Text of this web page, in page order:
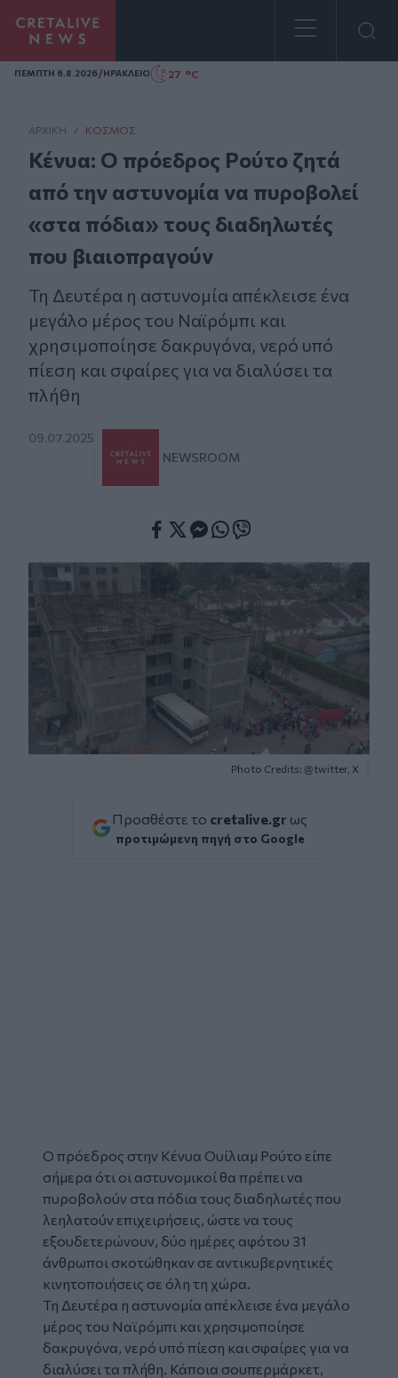
Homepage
ΠΕΜΠΤΗ 6.8.2026/ΗΡΑΚΛΕΙΟ 27 °C
ΑΡΧΙΚΗ / ΚΌΣΜΟΣ
Κένυα: Ο πρόεδρος Ρούτο ζητά
από την αστυνομία να πυροβολεί
«στα πόδια» τους διαδηλωτές
που βιαιοπραγούν
Τη Δευτέρα η αστυνομία απέκλεισε ένα
μεγάλο μέρος του Ναϊρόμπι και
χρησιμοποίησε δακρυγόνα, νερό υπό
πίεση και σφαίρες για να διαλύσει τα
πλήθη
09.07.2025
NEWSROOM
Photo Credits: @twitter, X
Προσθέστε το cretalive.gr ως
προτιμώμενη πηγή στο Google
Ο πρόεδρος στην Κένυα Ουίλιαμ Ρούτο είπε
σήμερα ότι οι αστυνομικοί θα πρέπει να
πυροβολούν στα πόδια τους διαδηλωτές που
λεηλατούν επιχειρήσεις, ώστε να τους
εξουδετερώνουν, δύο ημέρες αφότου 31
άνθρωποι σκοτώθηκαν σε αντικυβερνητικές
κινητοποιήσεις σε όλη τη χώρα.
Τη Δευτέρα η αστυνομία απέκλεισε ένα μεγάλο
μέρος του Ναϊρόμπι και χρησιμοποίησε
δακρυγόνα, νερό υπό πίεση και σφαίρες για να
διαλύσει τα πλήθη. Κάποια σουπερμάρκετ,